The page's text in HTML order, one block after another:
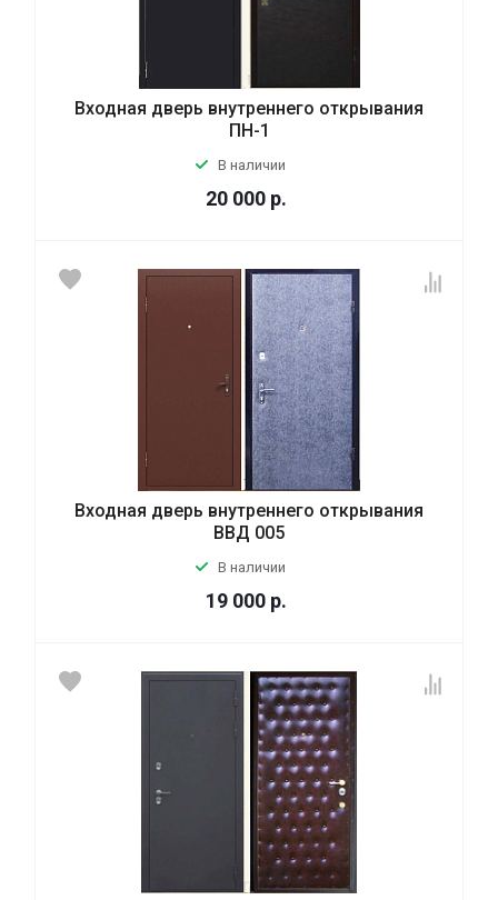
Входная дверь внутреннего открывания
ПН-1
В наличии
20 000 р.
Входная дверь внутреннего открывания
ВВД 005
В наличии
19 000 р.